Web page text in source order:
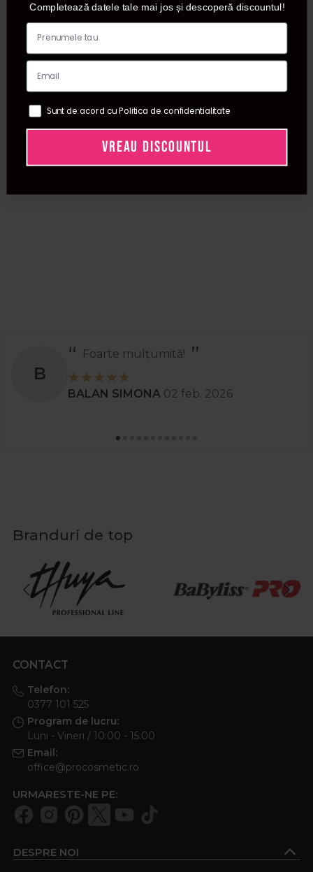
B
Foarte mulțumită!
BALAN SIMONA 02 feb. 2026
Branduri de top
CONTACT
Telefon:
0377 101 525
Program de lucru:
Luni - Vineri / 10:00 - 15:00
Email:
office@procosmetic.ro
URMARESTE-NE PE:
DESPRE NOI
Completează datele tale mai jos și descoperă discountul!
Sunt de acord cu Politica de confidentialitate
VREAU DISCOUNTUL